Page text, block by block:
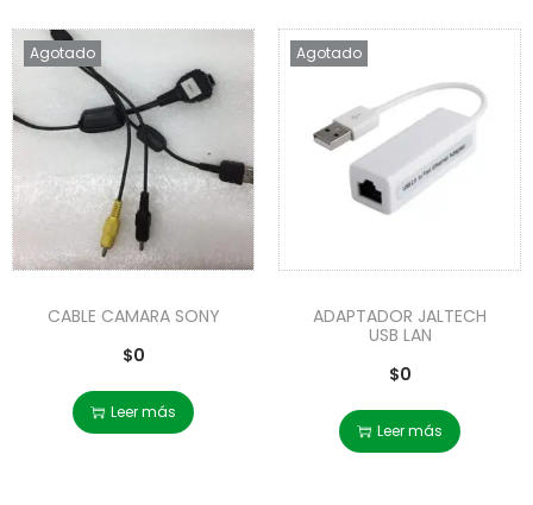
Agotado
CABLE CAMARA SONY
$0
Leer más
Agotado
ADAPTADOR JALTECH
USB LAN
$0
Leer más